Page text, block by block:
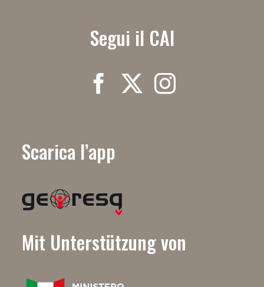
Segui il CAI
Scarica l’app
Mit Unterstützung von